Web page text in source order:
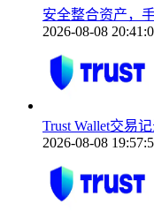
安全整合资产，
2026-08-08
Trust Wallet交易
2026-08-08